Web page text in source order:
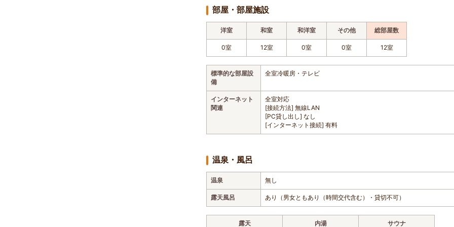
部屋・部屋施設
洋室 和室 和洋室 その他 総部屋数
0室 12室 0室 0室 12室
標準的な部屋設
備
全室冷暖房・テレビ
インターネット
関連
全室対応
[接続方法] 無線LAN
[PC貸し出し] なし
[インターネット接続] 有料
温泉・風呂
温泉 無し
露天風呂 あり（男女ともあり（時間交代含む）・貸切不可）
露天 内湯 サウナ